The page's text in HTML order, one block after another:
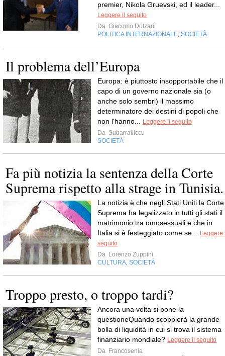
premier, Nikola Gruevski, ed il leader...
Leggere il seguito
Da Giacomo Dolzani
POLITICA INTERNAZIONALE SOCIETÀ
Il problema dell’Europa
Europa: è piuttosto insopportabile che il
capo di un governo nazionale sia (o
anche solo sembri) il massimo
determinatore dei destini di popoli che
non l'hanno...
Leggere il seguito
Da Subarralliccu
SOCIETÀ
Fa più notizia la sentenza della Corte
Suprema rispetto alla strage in Tunisia.
La notizia è che negli Stati Uniti la Corte
Suprema ha legalizzato in tutti gli stati il
matrimonio tra omosessuali e che in
Italia si è festeggiato come se...
Leggere
seguito
Da Lorenzo Zuppini
CULTURA SOCIETÀ
Troppo presto, o troppo tardi?
Ancora una volta si pone la
questioneQuando scoppierà la grande
bolla di liquidità in cui si trova il sistema
finanziario mondiale? Leggere il seguito
Da Francosenia